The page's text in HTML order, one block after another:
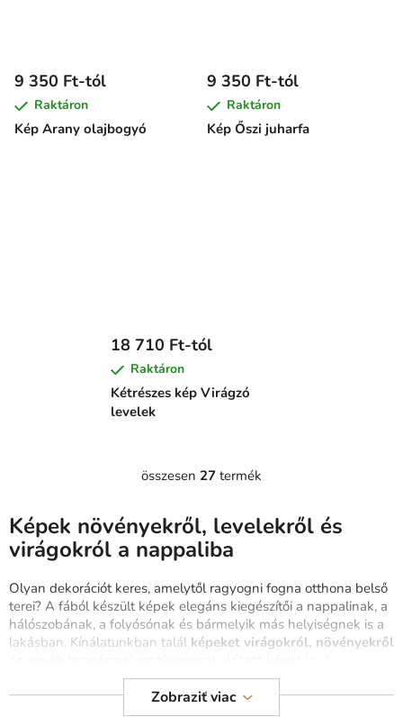
Kép Arany olajbogyó
9 350 Ft-tól
Raktáron
Kép Őszi juharfa
9 350 Ft-tól
Raktáron
Kétrészes kép Virágzó
levelek
18 710 Ft-tól
Raktáron
L
s
t
a
i
r
á
n
í
t
összesen 27 termék
Képek növényekről, levelekről és
virágokról a nappaliba
Olyan dekorációt keres, amelytől ragyogni fogna otthona belső
terei? A fából készült képek elegáns kiegészítői a nappalinak, a
hálószobának, a folyósónak és bármelyik más helyiségnek is a
lakásban. Kínálatunkban talál képeket virágokról, növényekről
drevko.hu-nál gyártottképek az ön otthonának falait is
díszíthetik. Egyedi dizájn és a legszélesebb kínálat - nálunk
Zobraziť viac